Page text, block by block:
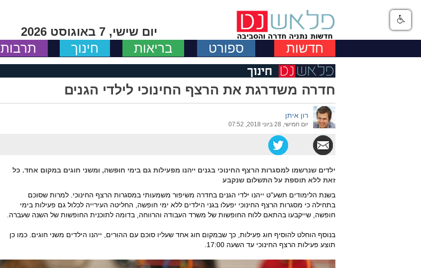
יום שישי, 7 באוגוסט 2026
חדשות ספורט בריאות חינוך תרבות
חדרה משדרגת את הרצף החינוכי לילדי הגנים
רון איתן
יום חמישי, 28 ביוני 2018, 07:52
ילדים שנרשמו למסגרות הרצף החינוכי בגנים ייהנו מפעילות גם בימי חופשה, ומשני חוגים במקום אחד. כל
זאת ללא תוספת על התשלום שנקבע
בשנת הלימודים תשע"ט ייהנו ילדי הגנים בחדרה משיפור משמעותי במסגרות הרצף החינוכי. למרות שסוכם
בתחילה כי מסגרות הרצף החינוכי יפעלו בגני הילדים ללא ימי חופשה, החליטה העירייה לכלול גם פעילות בימי
חופשה, שייקבעו בהתאם ללוח החופשות של משרד העבודה והרווחה, בדומה לתוכנית החופשות של השנה שעברה.
בנוסף הוחלט להוסיף חוג פעילות, כך שבמקום חוג אחד שעליו סוכם עם ההורים, ייהנו הילדים משני חוגים. כמו כן
תוצע פעילות הרצף החינוכי עד השעה 17:00.